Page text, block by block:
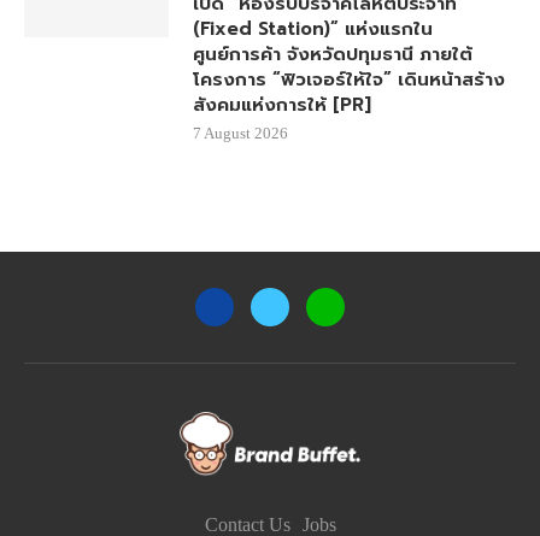
(Fixed Station)” แห่งแรกใน
ศูนย์การค้า จังหวัดปทุมธานี ภายใต้
โครงการ “ฟิวเจอร์ให้ใจ” เดินหน้าสร้าง
สังคมแห่งการให้ [PR]
7 August 2026
Contact Us Jobs